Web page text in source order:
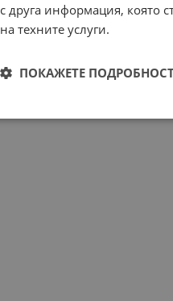
с друга информация, която
на техните услуги.
ПОКАЖЕТЕ